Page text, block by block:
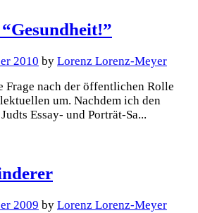
2010 by Lorenz Lorenz-Meyer
Frage nach der öffentlichen Rolle
um. Nachdem ich den
Essay- und Porträt-Sa...
2009 by Lorenz Lorenz-Meyer